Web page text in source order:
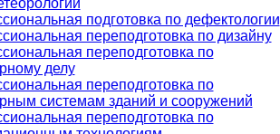
подготовка по дефектологии
переподготовка по дизайну
переподготовка по
делу
переподготовка по
системам зданий и сооружений
переподготовка по